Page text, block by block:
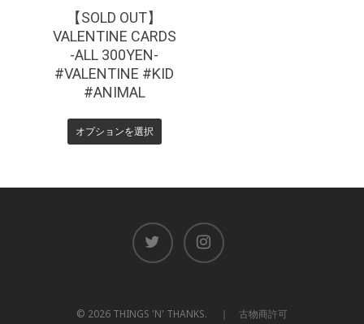
【SOLD OUT】
VALENTINE CARDS
-ALL 300YEN-
#VALENTINE #KID
#ANIMAL
オプションを選択
© 2026 THINGS 'N' THANKS. ｜ 古物商許可